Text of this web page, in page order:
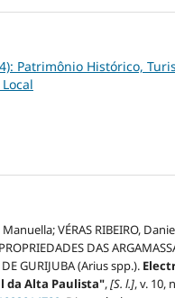
Patrimônio Histórico,
VÉRAS RIBEIRO,
DAS
GURIJUBA (Arius spp.).
da Alta Paulista",[S. l.], v. 10,